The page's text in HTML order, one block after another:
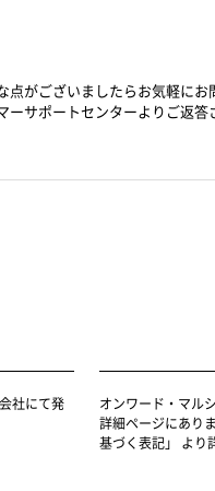
点がございましたらお気軽にお
ーサポートセンターよりご返答
社にて発
オンワード・マル
詳細ページにあり
基づく表記」 より